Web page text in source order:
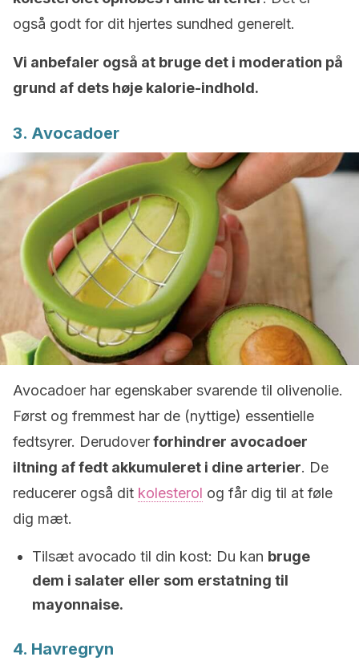
også godt for dit hjertes sundhed generelt.
Vi anbefaler også at bruge det i moderation på
grund af dets høje kalorie-indhold.
3. Avocadoer
Avocadoer har egenskaber svarende til olivenolie.
Først og fremmest har de (nyttige) essentielle
fedtsyrer. Derudoverforhindrer avocadoer
iltning af fedt akkumuleret i dine arterier. De
reducerer også dit kolesterol og får dig til at føle
dig mæt.
Tilsæt avocado til din kost: Du kan bruge
dem i salater eller som erstatning til
mayonnaise.
4. Havregryn